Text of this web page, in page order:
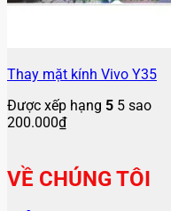
Thay mặt kính Vivo Y35
Được xếp hạng 5 5 sao
200.000₫
VỀ CHÚNG TÔI